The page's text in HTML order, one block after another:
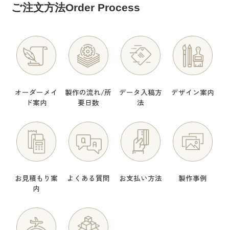
ご注文方法Order Process
オーダーメイ
ド案内
製作の流れ/所
要日数
データ入稿方
法
デザイン案内
お見積もり案
内
よくある質問 お支払い方法 製作事例